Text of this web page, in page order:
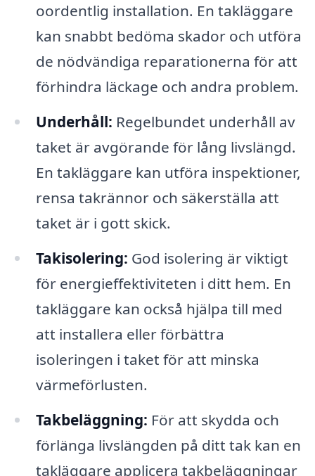
oordentlig installation. En takläggare
kan snabbt bedöma skador och utföra
de nödvändiga reparationerna för att
förhindra läckage och andra problem.
Underhåll: Regelbundet underhåll av
taket är avgörande för lång livslängd.
En takläggare kan utföra inspektioner,
rensa takrännor och säkerställa att
taket är i gott skick.
Takisolering: God isolering är viktigt
för energieffektiviteten i ditt hem. En
takläggare kan också hjälpa till med
att installera eller förbättra
isoleringen i taket för att minska
värmeförlusten.
Takbeläggning: För att skydda och
förlänga livslängden på ditt tak kan en
takläggare applicera takbeläggningar